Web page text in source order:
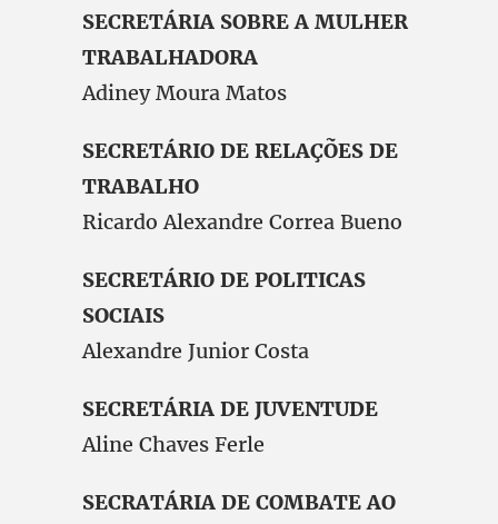
SECRETÁRIA SOBRE A MULHER
TRABALHADORA
Adiney Moura Matos
SECRETÁRIO DE RELAÇÕES DE
TRABALHO
Ricardo Alexandre Correa Bueno
SECRETÁRIO DE POLITICAS
SOCIAIS
Alexandre Junior Costa
SECRETÁRIA DE JUVENTUDE
Aline Chaves Ferle
SECRATÁRIA DE COMBATE AO